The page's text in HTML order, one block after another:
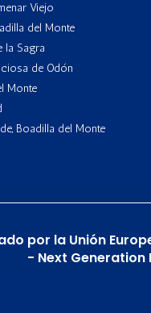
Viejo
del Monte
la Sagra
de Odón
Monte
Boadilla del Monte
por la Unión
- Next Generation